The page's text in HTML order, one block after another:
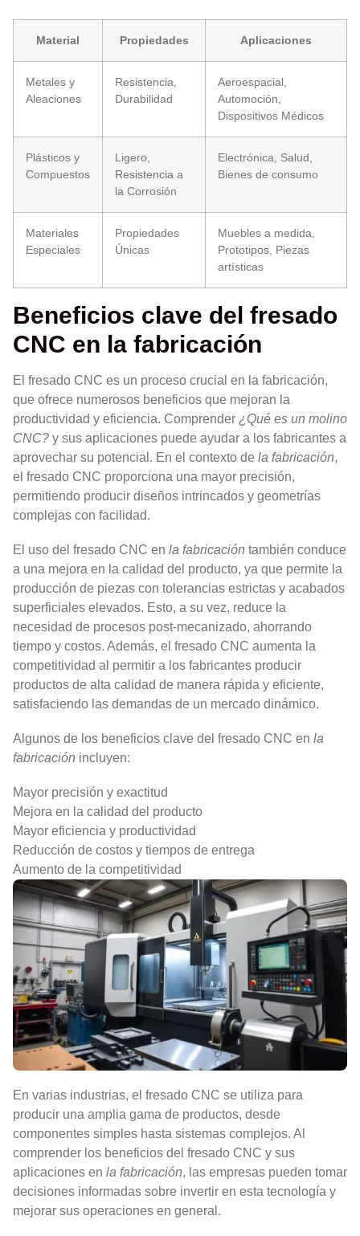
Material Propiedades Aplicaciones
Metales y
Aleaciones
Resistencia,
Durabilidad
Aeroespacial,
Automoción,
Dispositivos Médicos
Plásticos y
Compuestos
Ligero,
Resistencia a
la Corrosión
Electrónica, Salud,
Bienes de consumo
Materiales
Especiales
Propiedades
Únicas
Muebles a medida,
Prototipos, Piezas
artísticas
Beneficios clave del fresado
CNC en la fabricación
El fresado CNC es un proceso crucial en la fabricación,
que ofrece numerosos beneficios que mejoran la
productividad y eficiencia. Comprender ¿Qué es un molino
CNC? y sus aplicaciones puede ayudar a los fabricantes a
aprovechar su potencial. En el contexto de la fabricación,
el fresado CNC proporciona una mayor precisión,
permitiendo producir diseños intrincados y geometrías
complejas con facilidad.
El uso del fresado CNC en la fabricación también conduce
a una mejora en la calidad del producto, ya que permite la
producción de piezas con tolerancias estrictas y acabados
superficiales elevados. Esto, a su vez, reduce la
necesidad de procesos post-mecanizado, ahorrando
tiempo y costos. Además, el fresado CNC aumenta la
competitividad al permitir a los fabricantes producir
productos de alta calidad de manera rápida y eficiente,
satisfaciendo las demandas de un mercado dinámico.
Algunos de los beneficios clave del fresado CNC en la
fabricación incluyen:
Mayor precisión y exactitud
Mejora en la calidad del producto
Mayor eficiencia y productividad
Reducción de costos y tiempos de entrega
Aumento de la competitividad
En varias industrias, el fresado CNC se utiliza para
producir una amplia gama de productos, desde
componentes simples hasta sistemas complejos. Al
comprender los beneficios del fresado CNC y sus
aplicaciones en la fabricación, las empresas pueden tomar
decisiones informadas sobre invertir en esta tecnología y
mejorar sus operaciones en general.